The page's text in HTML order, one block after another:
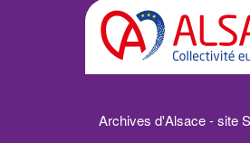
Archives
Archives d'Alsace - site